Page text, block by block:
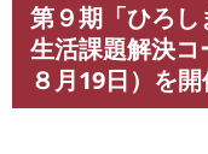
第９期「ひろ
生活課題解決
８月19日）を